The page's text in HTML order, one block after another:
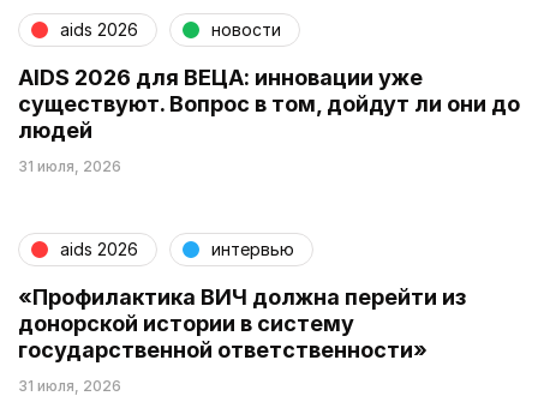
aids 2026 новости
AIDS 2026 для ВЕЦА: инновации уже
существуют. Вопрос в том, дойдут ли они до
людей
31 июля, 2026
aids 2026 интервью
«Профилактика ВИЧ должна перейти из
донорской истории в систему
государственной ответственности»
31 июля, 2026